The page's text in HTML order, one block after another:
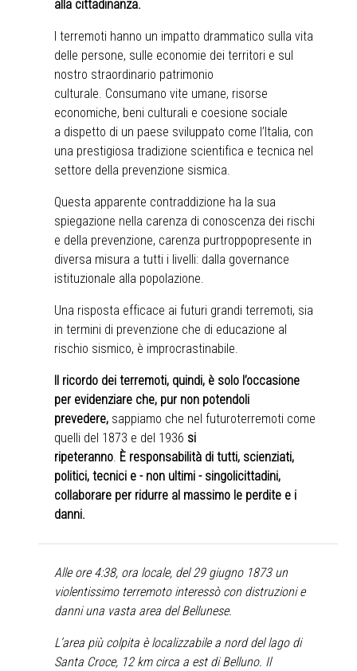
alla cittadinanza.
I terremoti hanno un impatto drammatico sulla vita
delle persone, sulle economie dei territori e sul
nostro straordinario patrimonio
culturale. Consumano vite umane, risorse
economiche, beni culturali e coesione sociale
a dispetto di un paese sviluppato come l’Italia, con
una prestigiosa tradizione scientifica e tecnica nel
settore della prevenzione sismica.
Questa apparente contraddizione ha la sua
spiegazione nella carenza di conoscenza dei rischi
e della prevenzione, carenza purtroppopresente in
diversa misura a tutti i livelli: dalla governance
istituzionale alla popolazione.
Una risposta efficace ai futuri grandi terremoti, sia
in termini di prevenzione che di educazione al
rischio sismico, è improcrastinabile.
Il ricordo dei terremoti, quindi, è solo l’occasione
per evidenziare che, pur non potendoli
prevedere, sappiamo che nel futuroterremoti come
quelli del 1873 e del 1936 si
ripeteranno. È responsabilità di tutti, scienziati,
politici, tecnici e - non ultimi - singolicittadini,
collaborare per ridurre al massimo le perdite e i
danni.
Alle ore 4:38, ora locale, del 29 giugno 1873 un
violentissimo terremoto interessò con distruzioni e
danni una vasta area del Bellunese.
L’area più colpita è localizzabile a nord del lago di
Santa Croce, 12 km circa a est di Belluno. Il